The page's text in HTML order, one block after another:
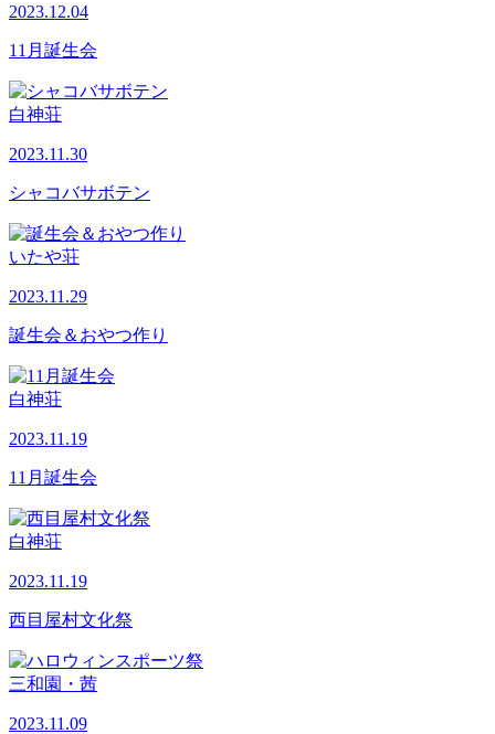
2023.12.04
11月誕生会
白神荘
2023.11.30
シャコバサボテン
いたや荘
2023.11.29
誕生会＆おやつ作り
白神荘
2023.11.19
11月誕生会
白神荘
2023.11.19
西目屋村文化祭
三和園・茜
2023.11.09